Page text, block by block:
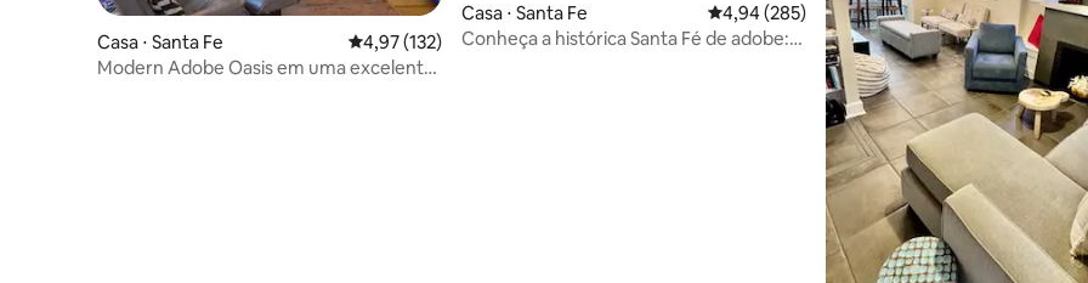
Casa ⋅ Santa Fe 4,97 de uma avaliação média de 5, 132 avaliações
4,97 (132)
Modern Adobe Oasis em uma excelente
Casa ⋅ Santa Fe 4,94 de uma avaliação média de 5, 285
4,94 (285)
Conheça a histórica Santa Fé de adobe: